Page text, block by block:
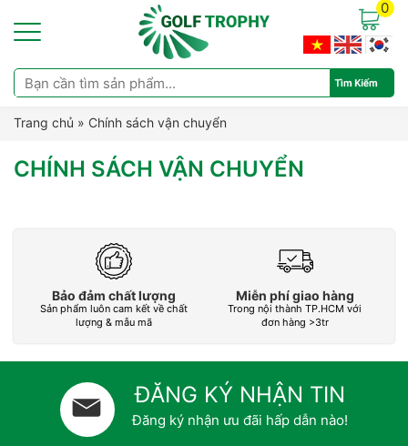
0
Trang chủ » Chính sách vận chuyển
CHÍNH SÁCH VẬN CHUYỂN
Bảo đảm chất lượng
Sản phẩm luôn cam kết về chất
lượng & mẫu mã
Miễn phí giao hàng
Trong nội thành TP.HCM với
đơn hàng >3tr
ĐĂNG KÝ NHẬN TIN
Đăng ký nhận ưu đãi hấp dẫn nào!